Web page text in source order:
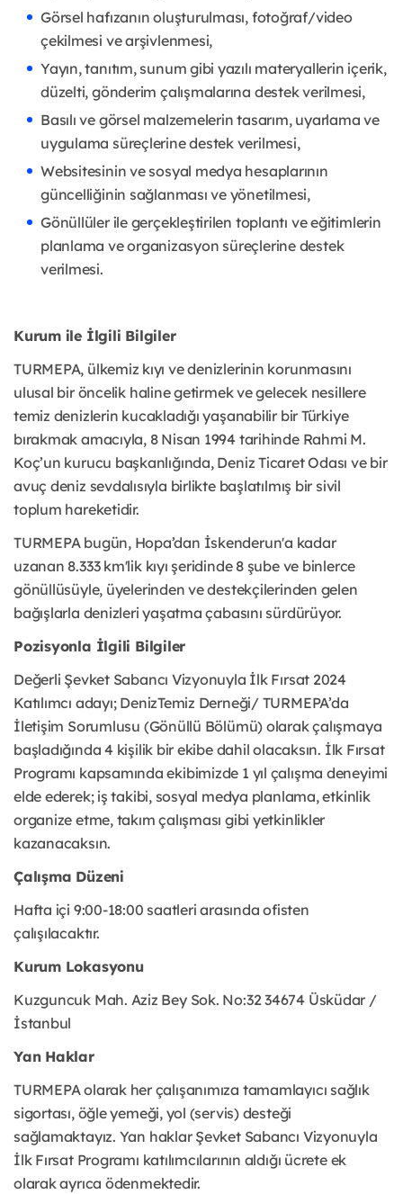
Görsel hafızanın oluşturulması, fotoğraf/video
çekilmesi ve arşivlenmesi,
Yayın, tanıtım, sunum gibi yazılı materyallerin içerik,
düzelti, gönderim çalışmalarına destek verilmesi,
Basılı ve görsel malzemelerin tasarım, uyarlama ve
uygulama süreçlerine destek verilmesi,
Websitesinin ve sosyal medya hesaplarının
güncelliğinin sağlanması ve yönetilmesi,
Gönüllüler ile gerçekleştirilen toplantı ve eğitimlerin
planlama ve organizasyon süreçlerine destek
verilmesi.
Kurum ile İlgili Bilgiler
TURMEPA, ülkemiz kıyı ve denizlerinin korunmasını
ulusal bir öncelik haline getirmek ve gelecek nesillere
temiz denizlerin kucakladığı yaşanabilir bir Türkiye
bırakmak amacıyla, 8 Nisan 1994 tarihinde Rahmi M.
Koç’un kurucu başkanlığında, Deniz Ticaret Odası ve bir
avuç deniz sevdalısıyla birlikte başlatılmış bir sivil
toplum hareketidir.
TURMEPA bugün, Hopa’dan İskenderun'a kadar
uzanan 8.333 km'lik kıyı şeridinde 8 şube ve binlerce
gönüllüsüyle, üyelerinden ve destekçilerinden gelen
bağışlarla denizleri yaşatma çabasını sürdürüyor.
Pozisyonla İlgili Bilgiler
Değerli Şevket Sabancı Vizyonuyla İlk Fırsat 2024
Katılımcı adayı; DenizTemiz Derneği/ TURMEPA’da
İletişim Sorumlusu (Gönüllü Bölümü) olarak çalışmaya
başladığında 4 kişilik bir ekibe dahil olacaksın. İlk Fırsat
Programı kapsamında ekibimizde 1 yıl çalışma deneyimi
elde ederek; iş takibi, sosyal medya planlama, etkinlik
organize etme, takım çalışması gibi yetkinlikler
kazanacaksın.
Çalışma Düzeni
Hafta içi 9:00-18:00 saatleri arasında ofisten
çalışılacaktır.
Kurum Lokasyonu
Kuzguncuk Mah. Aziz Bey Sok. No:32 34674 Üsküdar /
İstanbul
Yan Haklar
TURMEPA olarak her çalışanımıza tamamlayıcı sağlık
sigortası, öğle yemeği, yol (servis) desteği
sağlamaktayız. Yan haklar Şevket Sabancı Vizyonuyla
İlk Fırsat Programı katılımcılarının aldığı ücrete ek
olarak ayrıca ödenmektedir.